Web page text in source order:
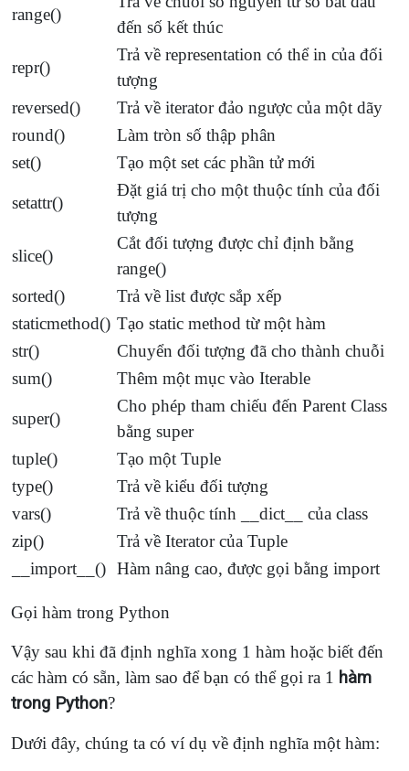
range()
đến số kết thúc
repr()
Trả về representation có thể in của đối
tượng
reversed()
Trả về iterator đảo ngược của một dãy
round()
Làm tròn số thập phân
set()
Tạo một set các phần tử mới
setattr()
Đặt giá trị cho một thuộc tính của đối
tượng
slice()
Cắt đối tượng được chỉ định bằng
range()
sorted()
Trả về list được sắp xếp
staticmethod() Tạo static method từ một hàm
str()
Chuyển đối tượng đã cho thành chuỗi
sum()
Thêm một mục vào Iterable
super()
Cho phép tham chiếu đến Parent Class
bằng super
tuple()
Tạo một Tuple
type()
Trả về kiểu đối tượng
vars()
Trả về thuộc tính __dict__ của class
zip()
Trả về Iterator của Tuple
__import__() Hàm nâng cao, được gọi bằng import
Gọi hàm trong Python
Vậy sau khi đã định nghĩa xong 1 hàm hoặc biết đến
các hàm có sẵn, làm sao để bạn có thể gọi ra 1 hàm
trong Python?
Dưới đây, chúng ta có ví dụ về định nghĩa một hàm: